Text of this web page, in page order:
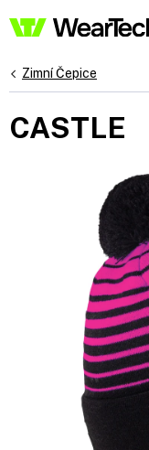
na
Zimní Čepice
CASTLE